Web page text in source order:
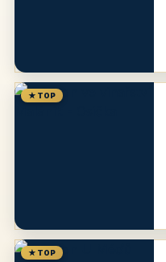
★ TOP
★ TOP